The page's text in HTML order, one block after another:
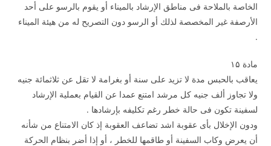
الخاصة بالملاحة فى مناطق الإرشاد بالميناء أو يقوم بالرسو على أحد
الأرصفة غير المخصصة لذلك أو الرسو دون التصريح له من هيئة الميناء
.
مادة ۱۵
يعاقب بالحبس مدة لا تزيد على سنة أو بغرامة لا تقل عن ثلاثمائة جنيه
ولا تجاوز ألف جنيه كل مرشد امتنع عمدا عن القيام بعملية الإرشاد
لسفينة تكون فى حالة خطر رغم تكليفه بإرشادها .
ودون الإخلال بأى عقوبة اشد تضاعف العقوبة إذ كان الامتناع من شأنه
أن يعرض وكاب السفينة أو طاقمها للخطر ، أو إذا أضر بنظام الحركة